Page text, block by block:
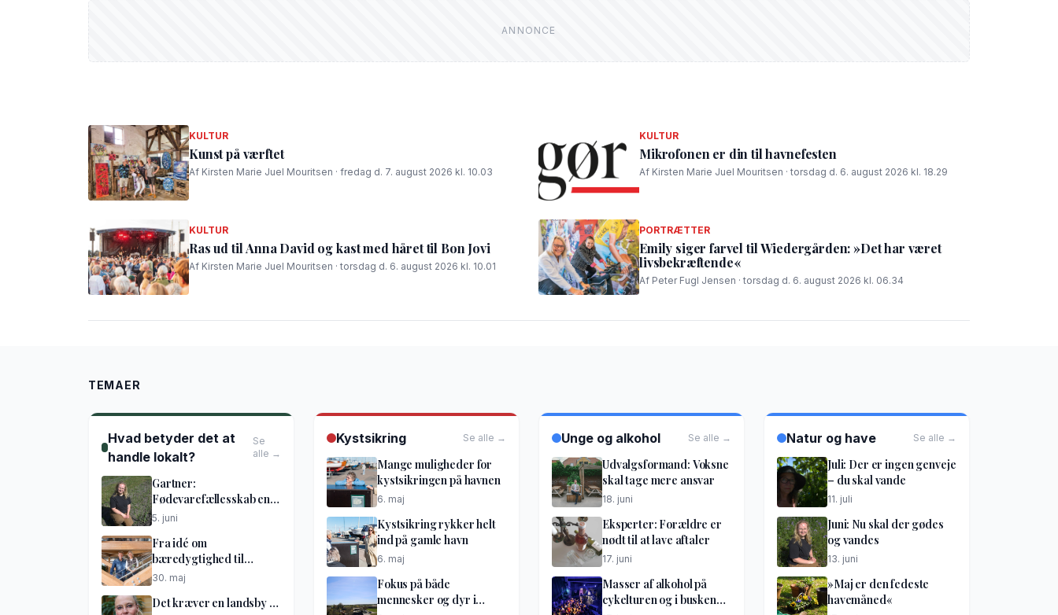
KULTUR
Kunst på værftet
Af Kirsten Marie Juel Mouritsen · fredag d. 7. august 2026 kl. 10.03
KULTUR
Mikrofonen er din til havnefesten
Af Kirsten Marie Juel Mouritsen · torsdag d. 6. august 2026 kl. 18.29
KULTUR
Ras ud til Anna David og kast med håret til Bon Jovi
Af Kirsten Marie Juel Mouritsen · torsdag d. 6. august 2026 kl. 10.01
PORTRÆTTER
Emily siger farvel til Wiedergården: »Det har været
livsbekræftende«
Af Peter Fugl Jensen · torsdag d. 6. august 2026 kl. 06.34
TEMAER
Hvad betyder det at
handle lokalt?
Se
alle →
Gartner:
Fødevarefællesskab en
god idé
5. juni
Fra idé om
bæredygtighed til
netværkshus
30. maj
Det kræver en landsby …
Kystsikring Se alle →
Mange muligheder for
kystsikringen på havnen
6. maj
Kystsikring rykker helt
ind på gamle havn
6. maj
Fokus på både
mennesker og dyr i
Unge og alkohol Se alle →
Udvalgsformand: Voksne
skal tage mere ansvar
18. juni
Eksperter: Forældre er
nødt til at lave aftaler
17. juni
Masser af alkohol på
cykelturen og i buskene
Natur og have Se alle →
Juli: Der er ingen genveje
– du skal vande
11. juli
Juni: Nu skal der gødes
og vandes
13. juni
»Maj er den fedeste
havemåned«